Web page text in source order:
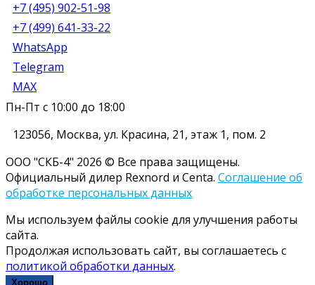
+7 (495) 902-51-98
+7 (499) 641-33-22
WhatsApp
Telegram
MAX
Пн-Пт с 10:00 до 18:00
123056, Москва, ул. Красина, 21, этаж 1, пом. 2
ООО "СКБ-4" 2026 © Все права защищены.
Официальный дилер Rexnord и Centa. Соглашение об
обработке персональных данных
Мы используем файлы cookie для улучшения работы
сайта.
Продолжая использовать сайт, вы соглашаетесь с
политикой обработки данных.
Хорошо